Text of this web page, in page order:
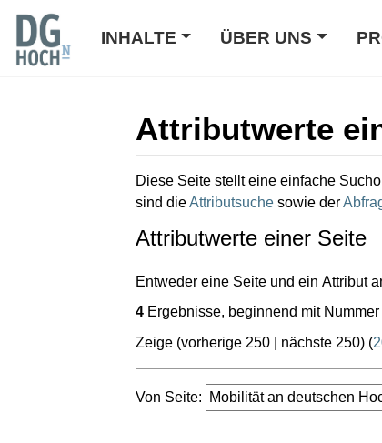
INHALTE ÜBER UNS
Attributwerte
Wechseln zu:Navigation,Suche
Diese Seite stellt eine einfache
sind dieAttributsuche sowie der
Attributwerte einer Seite
Entweder eine Seite und ein Attribut
4 Ergebnisse, beginnend mit Nummer
Zeige (vorherige 250 nächste 250) (
Von Seite: